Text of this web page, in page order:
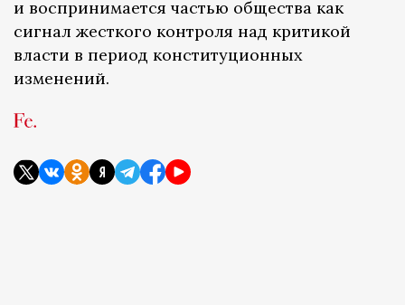
и воспринимается частью общества как
сигнал жесткого контроля над критикой
власти в период конституционных
изменений.